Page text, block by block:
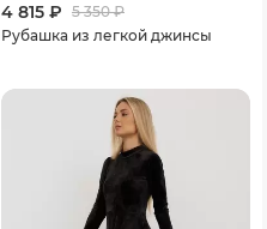
4 815 ₽ 5 350₽
Рубашка из легкой джинсы